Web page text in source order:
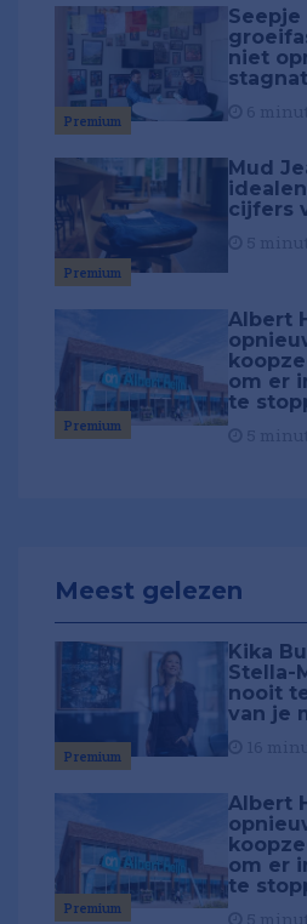
Premium
niet
Premium
Mud
cijfers
Premium
Albert
om er
te
Meest gelezen
Premium
Kika
Stella-
nooit
van je
Premium
Albert
om er
te